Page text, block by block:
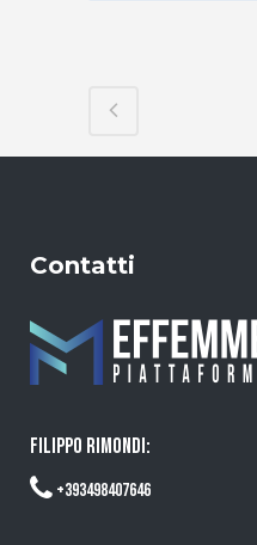
Contatti
FILIPPO RIMONDI:
+393498407646